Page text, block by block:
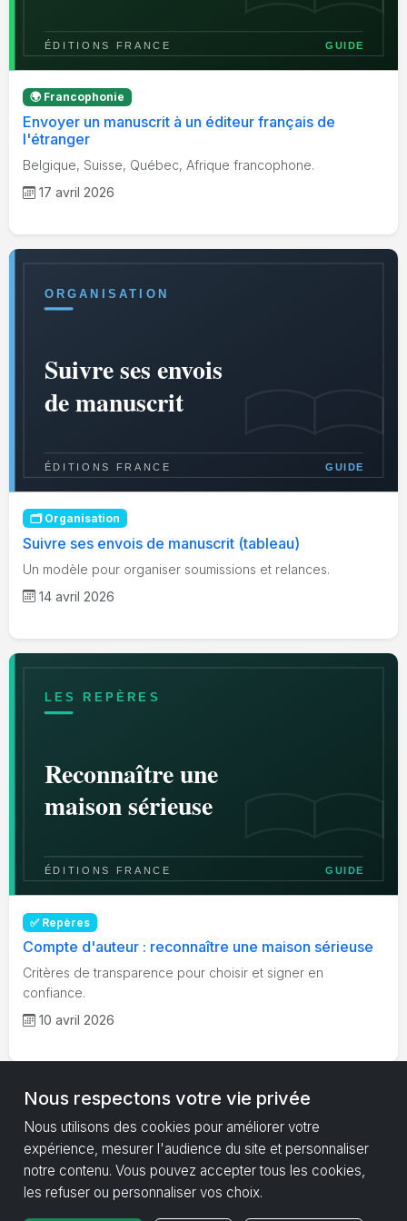
🌍 Francophonie
Envoyer un manuscrit à un éditeur français de
l'étranger
Belgique, Suisse, Québec, Afrique francophone.
17 avril 2026
🗂️ Organisation
Suivre ses envois de manuscrit (tableau)
Un modèle pour organiser soumissions et relances.
14 avril 2026
✅ Repères
Compte d'auteur : reconnaître une maison sérieuse
Critères de transparence pour choisir et signer en
confiance.
10 avril 2026
Nous respectons votre vie privée
Nous utilisons des cookies pour améliorer votre
expérience, mesurer l'audience du site et personnaliser
notre contenu. Vous pouvez accepter tous les cookies,
les refuser ou personnaliser vos choix.